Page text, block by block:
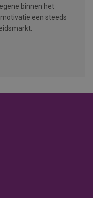
binnen het
een steeds